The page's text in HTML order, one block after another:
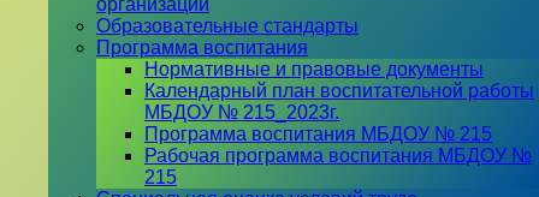
организации
Образовательные стандарты
Программа воспитания
Нормативные и правовые документы
Календарный план воспитательной работы
МБДОУ № 215_2023г.
Программа воспитания МБДОУ № 215
Рабочая программа воспитания МБДОУ №
215